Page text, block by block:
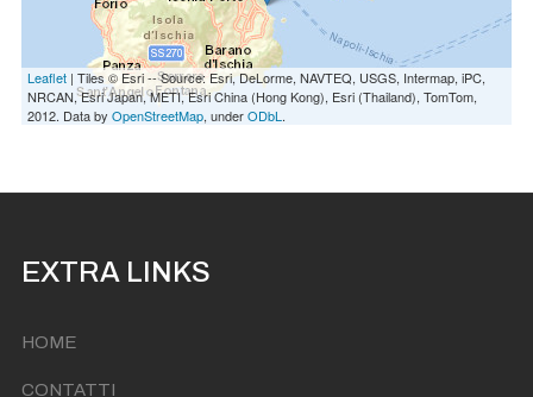
Leaflet | Tiles © Esri -- Source: Esri, DeLorme, NAVTEQ, USGS, Intermap, iPC,
NRCAN, Esri Japan, METI, Esri China (Hong Kong), Esri (Thailand), TomTom,
2012. Data by OpenStreetMap, underODbL .
EXTRA LINKS
HOME
CONTATTI